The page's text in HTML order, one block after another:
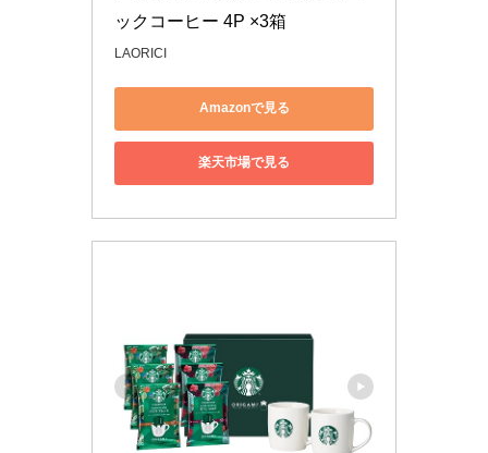
ックコーヒー 4P ×3箱
LAORICI
Amazonで見る
楽天市場で見る